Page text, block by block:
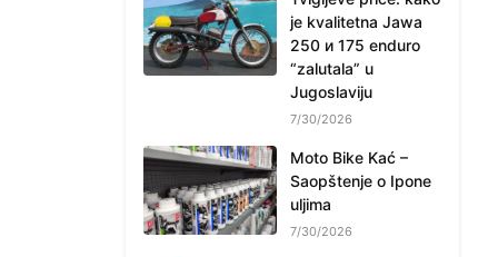
je kvalitetna Jawa
250 и 175 enduro
“zalutala” u
Jugoslaviju
7/30/2026
Moto Bike Kać –
Saopštenje o Ipone
uljima
7/30/2026